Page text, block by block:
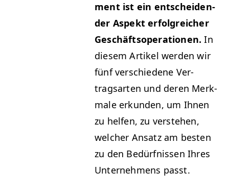
ment ist ein entschei­den­
der Aspekt erfol­gre­ich­er
Geschäft­sop­er­a­tio­nen. In
diesem Artikel wer­den wir
fünf ver­schiedene Ver­
tragsarten und deren Merk­
male erkun­den, um Ihnen
zu helfen, zu ver­ste­hen,
welch­er Ansatz am besten
zu den Bedürfnis­sen Ihres
Unternehmens passt.